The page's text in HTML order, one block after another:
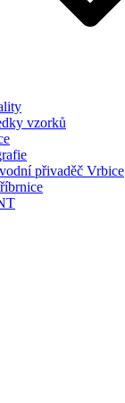
vzorků
přivaděč Vrbice